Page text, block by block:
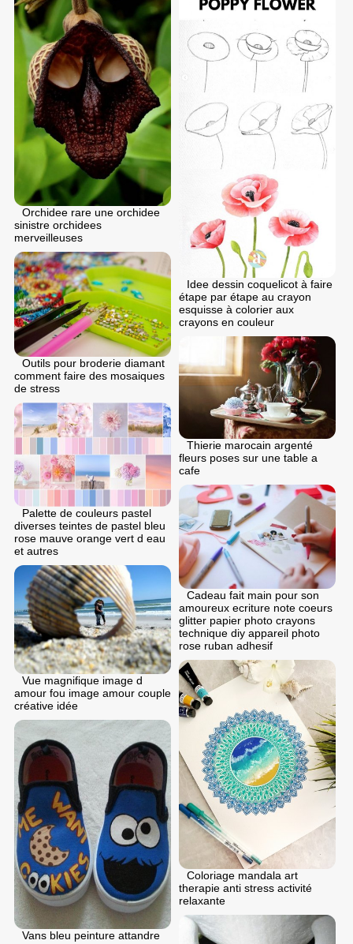
Orchidee rare une orchidee
sinistre orchidees
merveilleuses
Idee dessin coquelicot à faire
étape par étape au crayon
esquisse à colorier aux
crayons en couleur
Outils pour broderie diamant
comment faire des mosaiques
de stress
Thierie marocain argenté
fleurs poses sur une table a
cafe
Palette de couleurs pastel
diverses teintes de pastel bleu
rose mauve orange vert d eau
et autres
Cadeau fait main pour son
amoureux ecriture note coeurs
glitter papier photo crayons
technique diy appareil photo
rose ruban adhesif
Vue magnifique image d
amour fou image amour couple
créative idée
Coloriage mandala art
therapie anti stress activité
relaxante
Vans bleu peinture attandre